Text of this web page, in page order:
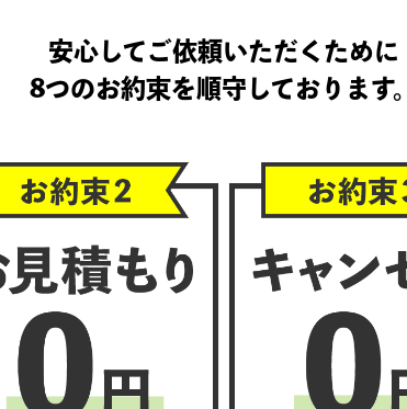
安心してご依頼いただくために
8つのお約束を順守しております。